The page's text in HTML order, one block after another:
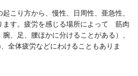
こり方から、慢性、日周性、亜急性、
ます。疲労を感じる場所によって 筋肉
、足、腰ほかに分けることがある）、
全体疲労などにわけることもありま